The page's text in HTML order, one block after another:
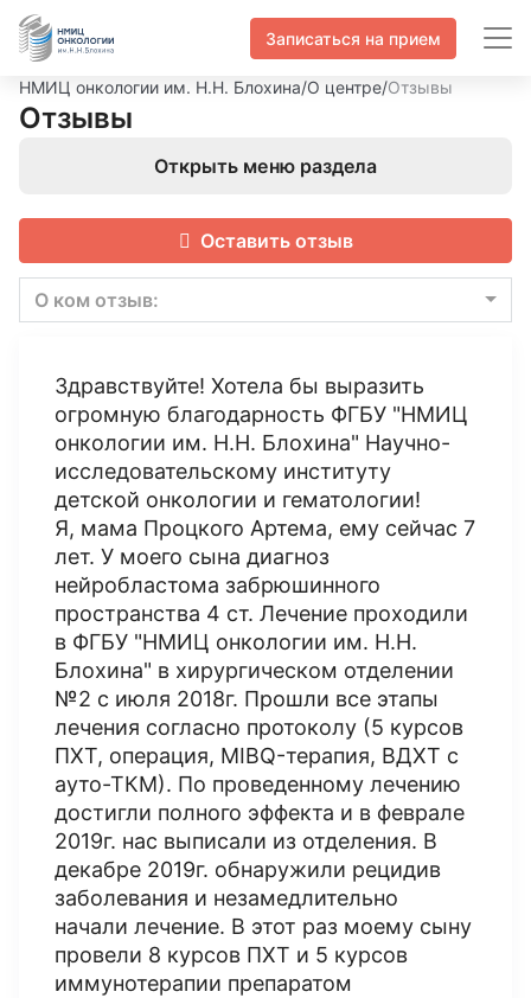
Записаться на прием
НМИЦ онкологии им. Н.Н. Блохина/О центре/Отзывы
Отзывы
Открыть меню раздела
Оставить отзыв
О ком отзыв:
Здравствуйте! Хотела бы выразить
огромную благодарность ФГБУ "НМИЦ
онкологии им. Н.Н. Блохина" Научно-
исследовательскому институту
детской онкологии и гематологии!
Я, мама Процкого Артема, ему сейчас 7
лет. У моего сына диагноз
нейробластома забрюшинного
пространства 4 ст. Лечение проходили
в ФГБУ "НМИЦ онкологии им. Н.Н.
Блохина" в хирургическом отделении
№2 с июля 2018г. Прошли все этапы
лечения согласно протоколу (5 курсов
ПХТ, операция, MIBQ-терапия, ВДХТ с
ауто-ТКМ). По проведенному лечению
достигли полного эффекта и в феврале
2019г. нас выписали из отделения. В
декабре 2019г. обнаружили рецидив
заболевания и незамедлительно
начали лечение. В этот раз моему сыну
провели 8 курсов ПХТ и 5 курсов
иммунотерапии препаратом